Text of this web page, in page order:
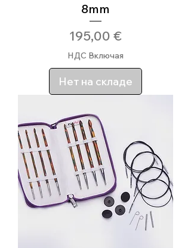
8mm
Цена
195,00 €
НДС Включая
Нет на складе